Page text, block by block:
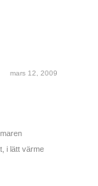
mars 12, 2009
i lätt värme